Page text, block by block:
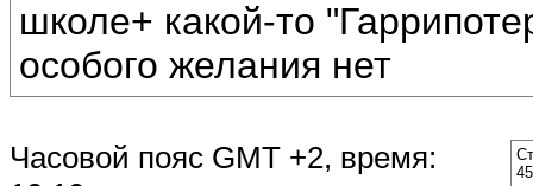
школе+ какой-то
особого желания нет
Часовой пояс GMT +2, время: